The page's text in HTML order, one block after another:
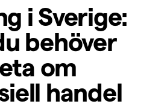
i Sverige:
behöver
om
handel